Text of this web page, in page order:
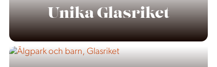
Unika Glasriket